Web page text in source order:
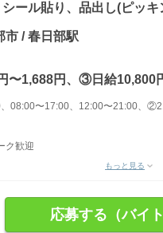
ル貼り、品出し(ピッキ
市 / 春日部駅
1,688円、③日給10,800
08:00〜17:00、12:00〜21:00、
ク歓迎
もっと見る
応募する（バイ